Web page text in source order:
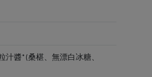
醬*(桑椹、無漂白冰糖、